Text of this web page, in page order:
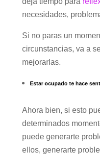
necesidades,
Si no paras un
circunstancias, va a
mejorarlas.
Estar ocupado te hace
Ahora bien, si esto
determinados
puede generarte
ellos, generarte